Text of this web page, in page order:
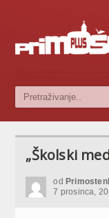
„Školski
od
7 prosinca,